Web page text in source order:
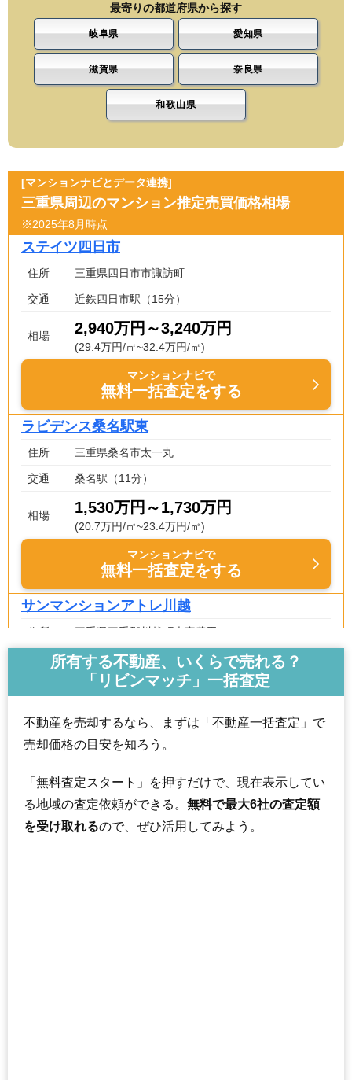
最寄りの都道府県から探す
岐阜県 愛知県
滋賀県 奈良県
和歌山県
[マンションナビとデータ連携]
三重県周辺のマンション推定売買価格相場
※2025年8月時点
ステイツ四日市
住所 三重県四日市市諏訪町
交通 近鉄四日市駅（15分）
相場 2,940万円～3,240万円
(29.4万円/㎡~32.4万円/㎡)
マンションナビで
無料一括査定をする
ラビデンス桑名駅東
住所 三重県桑名市太一丸
交通 桑名駅（11分）
相場 1,530万円～1,730万円
(20.7万円/㎡~23.4万円/㎡)
マンションナビで
無料一括査定をする
サンマンションアトレ川越
住所 三重県三重郡川越町大字豊田
川越富洲原駅（2分）
相場 1,670万円～1,870万円
マンションナビで
無料一括査定をする
サーパス諏訪町
住所 三重県四日市市諏訪町
交通 近鉄四日市駅（7分）
所有する不動産、いくらで売れる？
「リビンマッチ」一括査定
不動産を売却するなら、まずは「不動産一括査定」で
売却価格の目安を知ろう。
「無料査定スタート」を押すだけで、現在表示してい
る地域の査定依頼ができる。 無料で最大6社の査定額
を受け取れるので、ぜひ活用してみよう。